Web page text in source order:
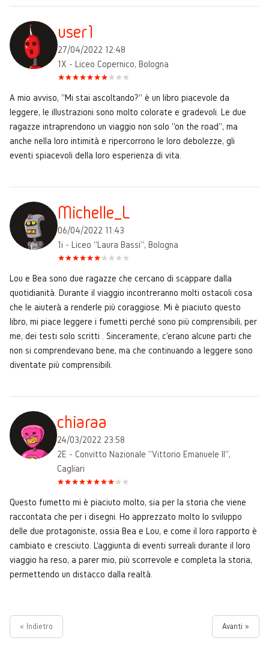
user1
27/04/2022 12:48
1X - Liceo Copernico, Bologna
A mio avviso, "Mi stai ascoltando?" è un libro piacevole da
leggere, le illustrazioni sono molto colorate e gradevoli. Le due
ragazze intraprendono un viaggio non solo "on the road", ma
anche nella loro intimità e ripercorrono le loro debolezze, gli
eventi spiacevoli della loro esperienza di vita.
Michelle_L
06/04/2022 11:43
1i - Liceo "Laura Bassi", Bologna
Lou e Bea sono due ragazze che cercano di scappare dalla
quotidianità. Durante il viaggio incontreranno molti ostacoli cosa
che le aiuterà a renderle più coraggiose. Mi è piaciuto questo
libro, mi piace leggere i fumetti perché sono più comprensibili, per
me, dei testi solo scritti . Sinceramente, c'erano alcune parti che
non si comprendevano bene, ma che continuando a leggere sono
diventate più comprensibili.
chiaraa
24/03/2022 23:58
2E - Convitto Nazionale "Vittorio Emanuele II",
Cagliari
Questo fumetto mi è piaciuto molto, sia per la storia che viene
raccontata che per i disegni. Ho apprezzato molto lo sviluppo
delle due protagoniste, ossia Bea e Lou, e come il loro rapporto è
cambiato e cresciuto. L'aggiunta di eventi surreali durante il loro
viaggio ha reso, a parer mio, più scorrevole e completa la storia,
permettendo un distacco dalla realtà.
« Indietro Avanti »